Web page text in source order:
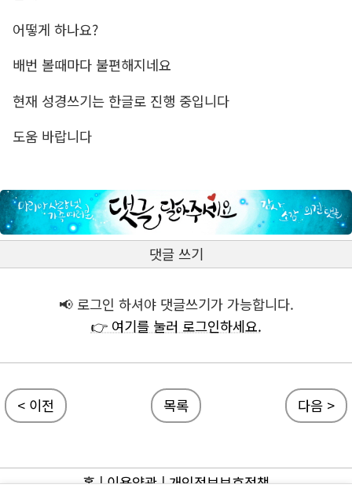
어떻게 하나요?
배번 볼때마다 불편해지네요
현재 성경쓰기는 한글로 진행 중입니다
도움 바랍니다
댓글 쓰기
📢 로그인 하셔야 댓글쓰기가 가능합니다.
👉 여기를 눌러 로그인하세요.
< 이전 목록 다음 >
홈|이용약관|개인정보보호정책